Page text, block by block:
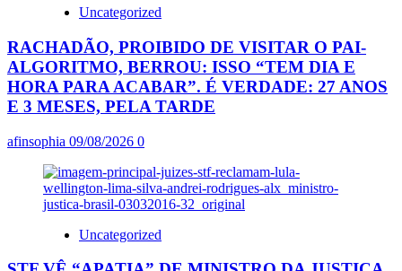
Uncategorized
RACHADÃO, PROIBIDO DE VISITAR O PAI-
ALGORITMO, BERROU: ISSO “TEM DIA E
HORA PARA ACABAR”. É VERDADE: 27 ANOS
E 3 MESES, PELA TARDE
afinsophia 09/08/2026 0
Uncategorized